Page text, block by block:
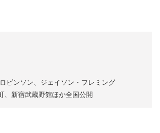
ビンソン、ジェイソン・フレミング
、新宿武蔵野館ほか全国公開